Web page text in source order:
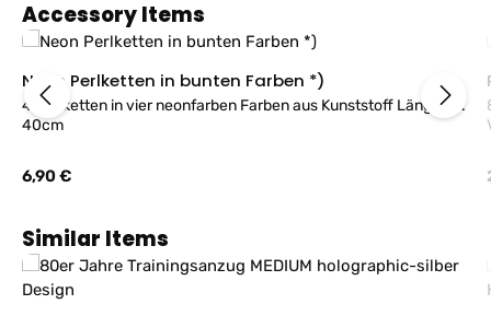
Produktgalerie überspringen
Accessory Items
Neon Perlketten in bunten Farben *)
4 Perlketten in vier neonfarben Farben aus Kunststoff Länge ca.
40cm
Regulärer Preis:
6,90 €
Produktgalerie überspringen
Similar Items